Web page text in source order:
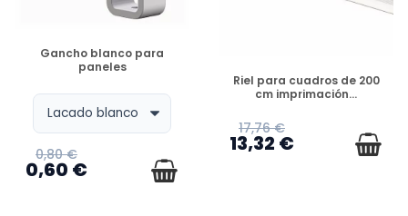
DISPONIBLE
Gancho blanco para
paneles
0,80 €
0,60 €
DISPONIBLE
Riel para cuadros de 200
cm imprimación...
17,76 €
13,32 €